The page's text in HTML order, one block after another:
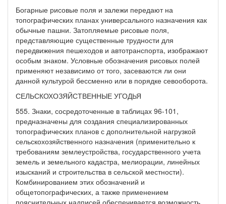
Богарные рисовые поля и залежи передают на
топографических планах универсального назначения как
обычные пашни. Затопляемые рисовые поля,
представляющие существенные трудности для
передвижения пешеходов и автотранспорта, изображают
особым знаком. Условные обозначения рисовых полей
применяют независимо от того, засеваются ли они
данной культурой бессменно или в порядке севооборота.
СЕЛЬСКОХОЗЯЙСТВЕННЫЕ УГОДЬЯ
555. Знаки, сосредоточенные в таблицах 96-101,
предназначены для создания специализированных
топографических планов с дополнительной нагрузкой
сельскохозяйственного назначения (применительно к
требованиям землеустройства, государственного учета
земель и земельного кадастра, мелиорации, линейных
изысканий и строительства в сельской местности).
Комбинированием этих обозначений и
общетопографических, а также применением
пояснительных надписей обеспечивается возможность